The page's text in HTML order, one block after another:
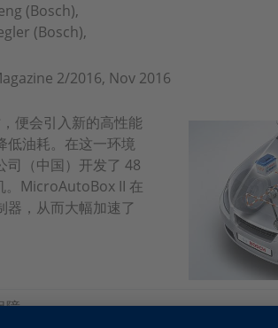
(Bosch),
(Bosch),
2/2016, Nov 2016
便会引入新的高性能
低油耗。在这一环境
司（中国）开发了 48
。MicroAutoBox II 在
器，从而大幅加速了
障